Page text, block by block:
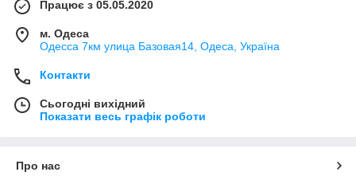
Працює з 05.05.2020
м. Одеса
Одесса 7км улица Базовая14, Одеса, Україна
Контакти
Сьогодні вихідний
Показати весь графік роботи
Про нас